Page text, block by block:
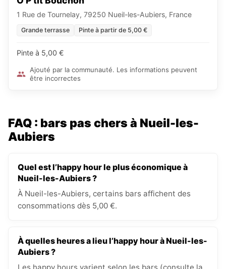
1 Rue de Tournelay, 79250 Nueil-les-Aubiers, France
Grande terrasse Pinte à partir de 5,00 €
Pinte à 5,00 €
Ajouté par la communauté. Les informations peuvent
être incorrectes
FAQ : bars pas chers à Nueil-les-
Aubiers
Quel est l’happy hour le plus économique à
Nueil-les-Aubiers ?
À Nueil-les-Aubiers, certains bars affichent des
consommations dès 5,00 €.
À quelles heures a lieu l’happy hour à Nueil-les-
Aubiers ?